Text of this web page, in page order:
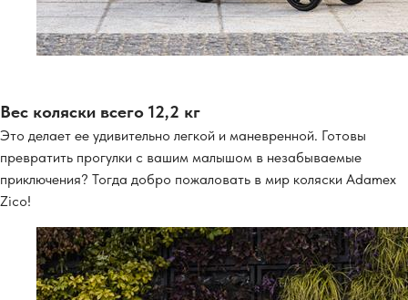
Вес коляски всего 12,2 кг
Это делает ее удивительно легкой и маневренной. Готовы
превратить прогулки с вашим малышом в незабываемые
приключения? Тогда добро пожаловать в мир коляски Adamex
Zico!